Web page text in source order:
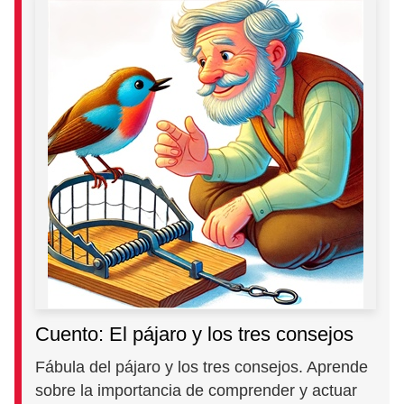
Cuento: El pájaro y los tres consejos
Fábula del pájaro y los tres consejos. Aprende
sobre la importancia de comprender y actuar